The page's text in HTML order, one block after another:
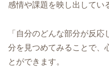
感情や課題を映し出してい
「自分のどんな部分が反
分を見つめてみることで、
とができます。